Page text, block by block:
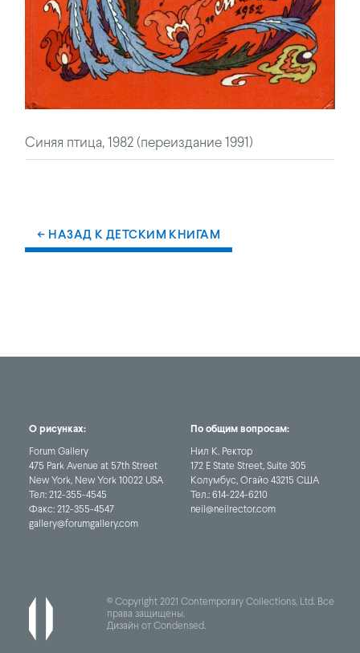
Синяя птица, 1982 (переиздание 1991)
← НАЗАД К ДЕТСКИМ КНИГАМ
© Copyright 2021 Contemporary Collections, Ltd. Все
права защищены.
Дизайн от Condensed.
О рисунках:
Forum Gallery
475 Park Avenue at 57th Street
New York, New York 10022 USA
Тел:212-355-4545
Факс:212-355-4547
gallery@forumgallery.com
По общим вопросам:
Нил К. Ректор
172 E State Street, Suite 305
Колумбус, Огайо 43215 США
Тел.:614-224-6210
neil@neilrector.com